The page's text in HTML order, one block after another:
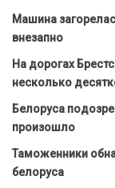
Машина
внезапно
На дорогах
несколько
Белоруса
произошло
Таможенники
белоруса